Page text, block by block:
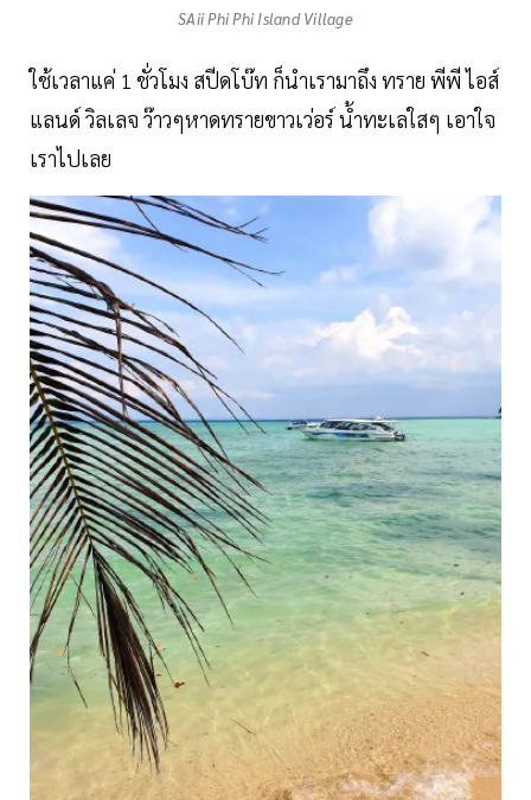
SAii Phi Phi Island Village
ใช้เวลาแค่ 1 ชั่วโมง สปีดโบ๊ท ก็นำเรามาถึง ทราย พีพี ไอส์
แลนด์ วิลเลจ ว๊าวๆหาดทรายขาวเว่อร์ น้ำทะเลใสๆ เอาใจ
เราไปเลย